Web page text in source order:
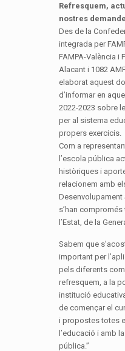
Refresquem,
nostres
Des de la
integrada per
FAMPA-València i
Alacant i 1082
elaborat aquest
d’informar en
2022-2023 sobre
per al sistema
propers exercicis.
Com a
l’escola pública
històriques i
relacionem amb
s’han
l’Estat, de la
Sabem que
important per
pels diferents
refresquem, a la
institució
de començar el
i propostes totes
l’educació i amb
pública.”